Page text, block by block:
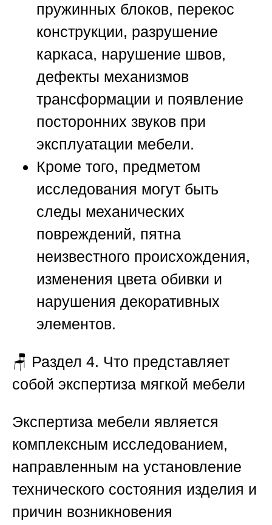
пружинных блоков, перекос
конструкции, разрушение
каркаса, нарушение швов,
дефекты механизмов
трансформации и появление
посторонних звуков при
эксплуатации мебели.
Кроме того, предметом
исследования могут быть
следы механических
повреждений, пятна
неизвестного происхождения,
изменения цвета обивки и
нарушения декоративных
элементов.
🪑 Раздел 4. Что представляет
собой экспертиза мягкой мебели
Экспертиза мебели является
комплексным исследованием,
направленным на установление
технического состояния изделия и
причин возникновения